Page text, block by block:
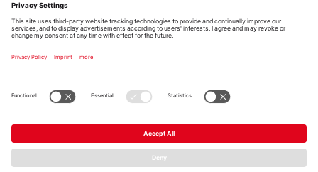
Beim Hausverkauf oder Wohnungsverkauf können Sie
Müller-Platz Immobilien der Zukunft gelassen
Copyright 2026 bei Marion Müller-Platz Immobilien GmbH &